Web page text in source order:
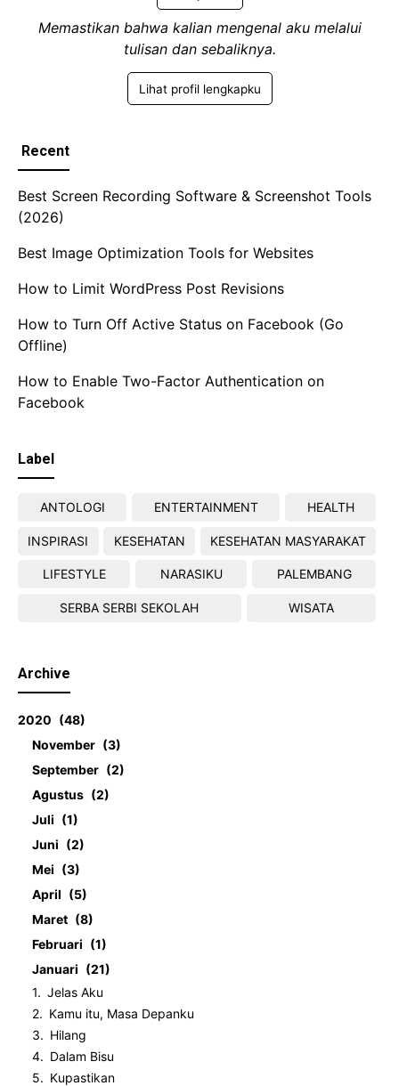
Memastikan bahwa kalian mengenal aku melalui
tulisan dan sebaliknya.
Lihat profil lengkapku
Recent
Best Screen Recording Software & Screenshot Tools
(2026)
Best Image Optimization Tools for Websites
How to Limit WordPress Post Revisions
How to Turn Off Active Status on Facebook (Go
Offline)
How to Enable Two-Factor Authentication on
Facebook
Label
ANTOLOGI ENTERTAINMENT HEALTH
INSPIRASI KESEHATAN KESEHATAN MASYARAKAT
LIFESTYLE NARASIKU PALEMBANG
SERBA SERBI SEKOLAH WISATA
Archive
2020
48
November
3
September
2
Agustus
2
Juli
1
Juni
2
Mei
3
April
5
Maret
8
Februari
1
Januari
21
Jelas Aku
Kamu itu, Masa Depanku
Hilang
Dalam Bisu
Kupastikan